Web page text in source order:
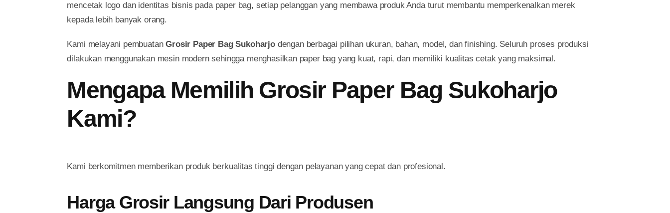
mencetak logo dan identitas bisnis pada paper bag, setiap pelanggan yang membawa produk Anda turut membantu memperkenalkan merek
kepada lebih banyak orang.
Kami melayani pembuatanGrosir Paper Bag Sukoharjodengan berbagai pilihan ukuran, bahan, model, dan finishing. Seluruh proses produksi
dilakukan menggunakan mesin modern sehingga menghasilkan paper bag yang kuat, rapi, dan memiliki kualitas cetak yang maksimal.
Mengapa Memilih Grosir Paper Bag Sukoharjo
Kami?
Kami berkomitmen memberikan produk berkualitas tinggi dengan pelayanan yang cepat dan profesional.
Harga Grosir Langsung Dari Produsen